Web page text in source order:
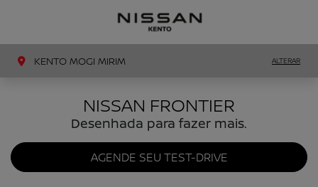
KENTO MOGI MIRIM ALTERAR
NISSAN FRONTIER
Desenhada para fazer mais.
AGENDE SEU TEST-DRIVE